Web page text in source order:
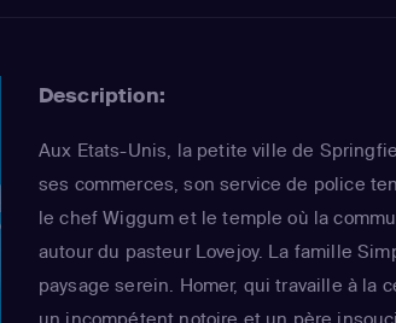
Description:
Aux Etats-Unis, la petite ville de
ses commerces, son service de police
le chef Wiggum et le temple où la
autour du pasteur Lovejoy. La famille
paysage serein. Homer, qui travaille à la